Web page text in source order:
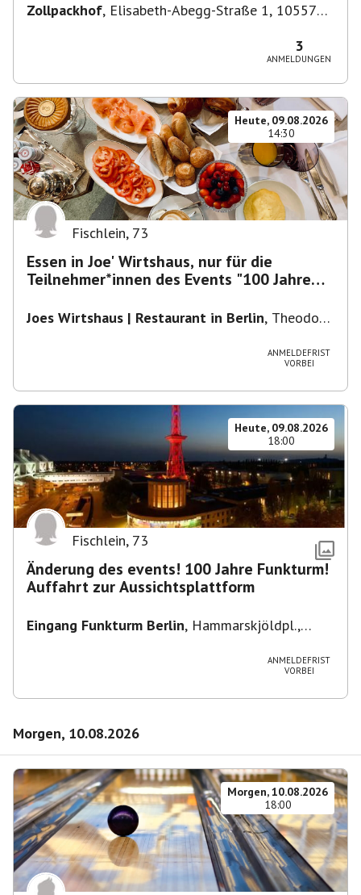
Zollpackhof, Elisabeth-Abegg-Straße 1, 10557
3
ANMELDUNGEN
Heute, 09.08.2026
14:30
Fischlein, 73
Essen in Joe' Wirtshaus, nur für die
Teilnehmer*innen des Events "100 Jahre
Joes Wirtshaus | Restaurant in Berlin, Theodor-
ANMELDEFRIST
VORBEI
Heute, 09.08.2026
18:00
Fischlein, 73
Änderung des events! 100 Jahre Funkturm!
Auffahrt zur Aussichtsplattform
Eingang Funkturm Berlin, Hammarskjöldpl.,
ANMELDEFRIST
VORBEI
Morgen, 10.08.2026
Morgen, 10.08.2026
18:00